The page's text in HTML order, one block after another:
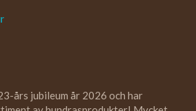
års jubileum år 2026 och har